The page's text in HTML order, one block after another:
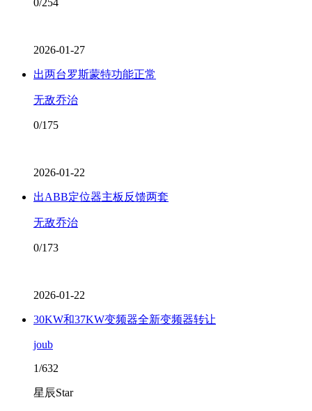
0/254
2026-01-27
出两台罗斯蒙特功能正常
无敌乔治
0/175
2026-01-22
出ABB定位器主板反馈两套
无敌乔治
0/173
2026-01-22
30KW和37KW变频器全新变频器转让
joub
1/632
星辰Star